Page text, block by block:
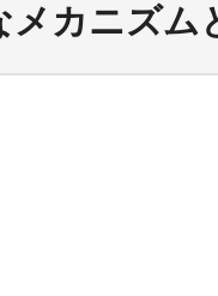
メカニズム